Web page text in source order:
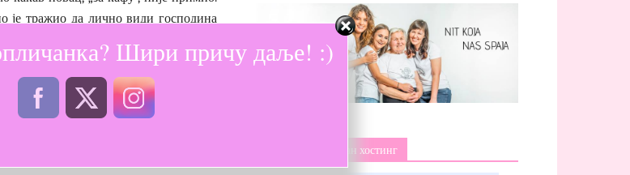
је тражио да лично види господина
је за такве људе и највећа
урадио. Такви људи враћају веру у
и непрослављени, остају у сећању,
Изаберите поуздан хостинг
Шири причу даље! :)